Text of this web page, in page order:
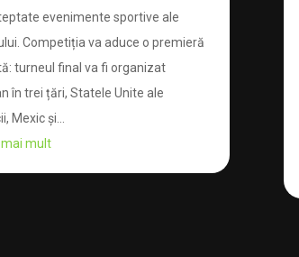
evenimente sportive ale
Competiția va aduce o premieră
turneul final va fi organizat
în trei țări, Statele Unite ale
Mexic și...
mult